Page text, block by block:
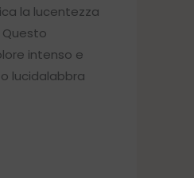
la lucentezza
intenso e
lucidalabbra